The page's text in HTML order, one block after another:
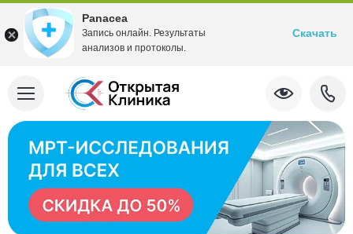
Panacea
Запись онлайн. Результаты
анализов и протоколы.
Скачать